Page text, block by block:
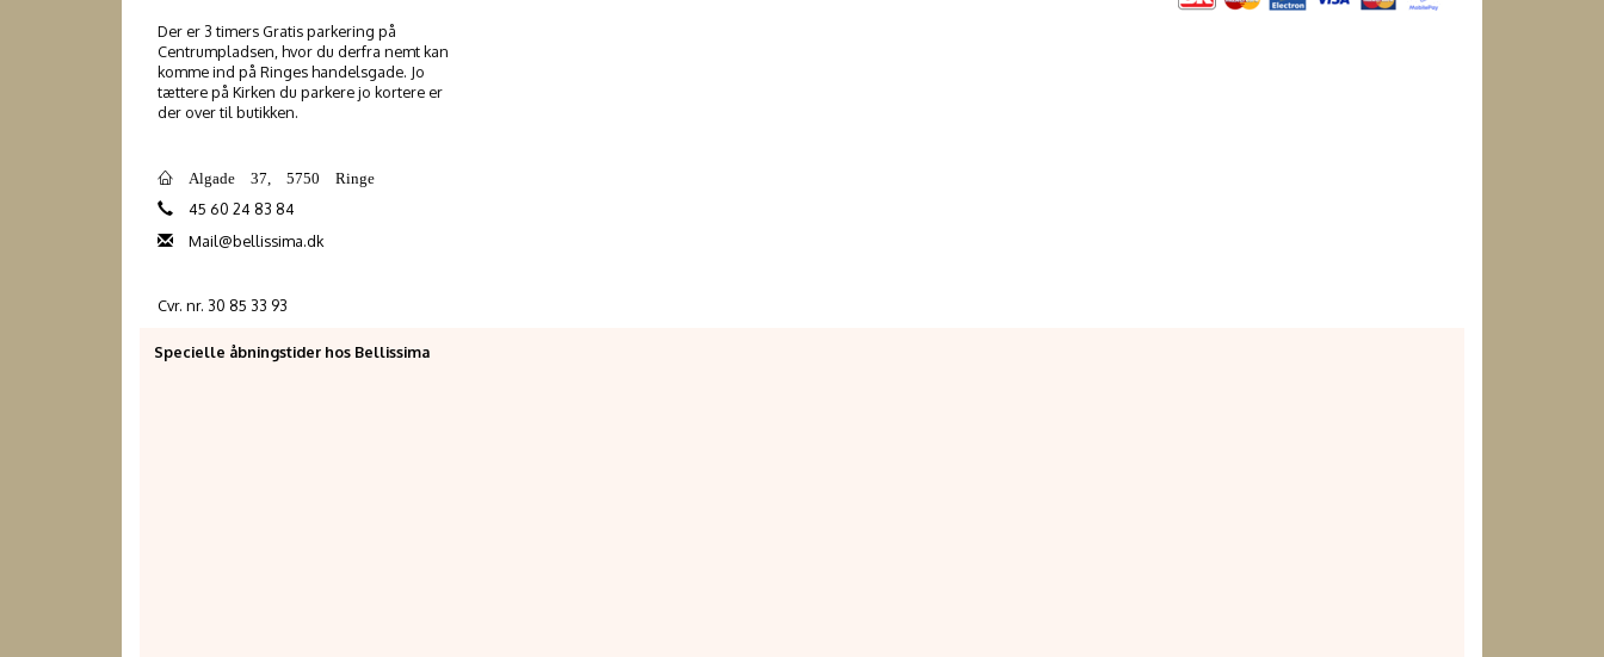
Der er 3 timers Gratis parkering på
Centrumpladsen, hvor du derfra nemt kan
komme ind på Ringes handelsgade. Jo
tættere på Kirken du parkere jo kortere er
der over til butikken.
Algade 37, 5750 Ringe
45 60 24 83 84
Mail@bellissima.dk
Cvr. nr. 30 85 33 93
Specielle åbningstider hos Bellissima